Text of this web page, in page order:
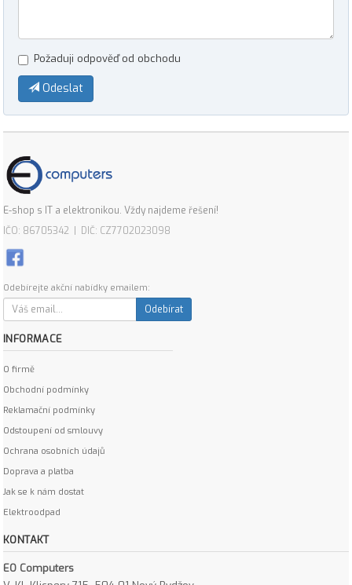
Požaduji odpověď od obchodu
Odeslat
E-shop s IT a elektronikou. Vždy najdeme řešení!
IČO: 86705342 | DIČ: CZ7702023098
Odebírejte akční nabídky emailem:
Odebírat
INFORMACE
O firmě
Obchodní podmínky
Reklamační podmínky
Odstoupení od smlouvy
Ochrana osobních údajů
Doprava a platba
Jak se k nám dostat
Elektroodpad
KONTAKT
EO Computers